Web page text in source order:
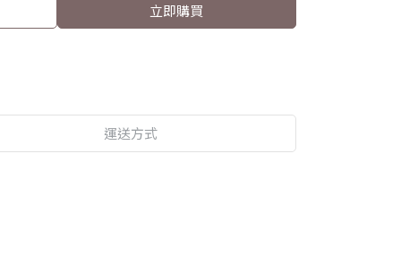
立即購買
運送方式